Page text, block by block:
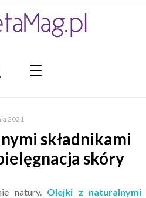
2021
składnikami
skóry
natury. Olejki z naturalnymi